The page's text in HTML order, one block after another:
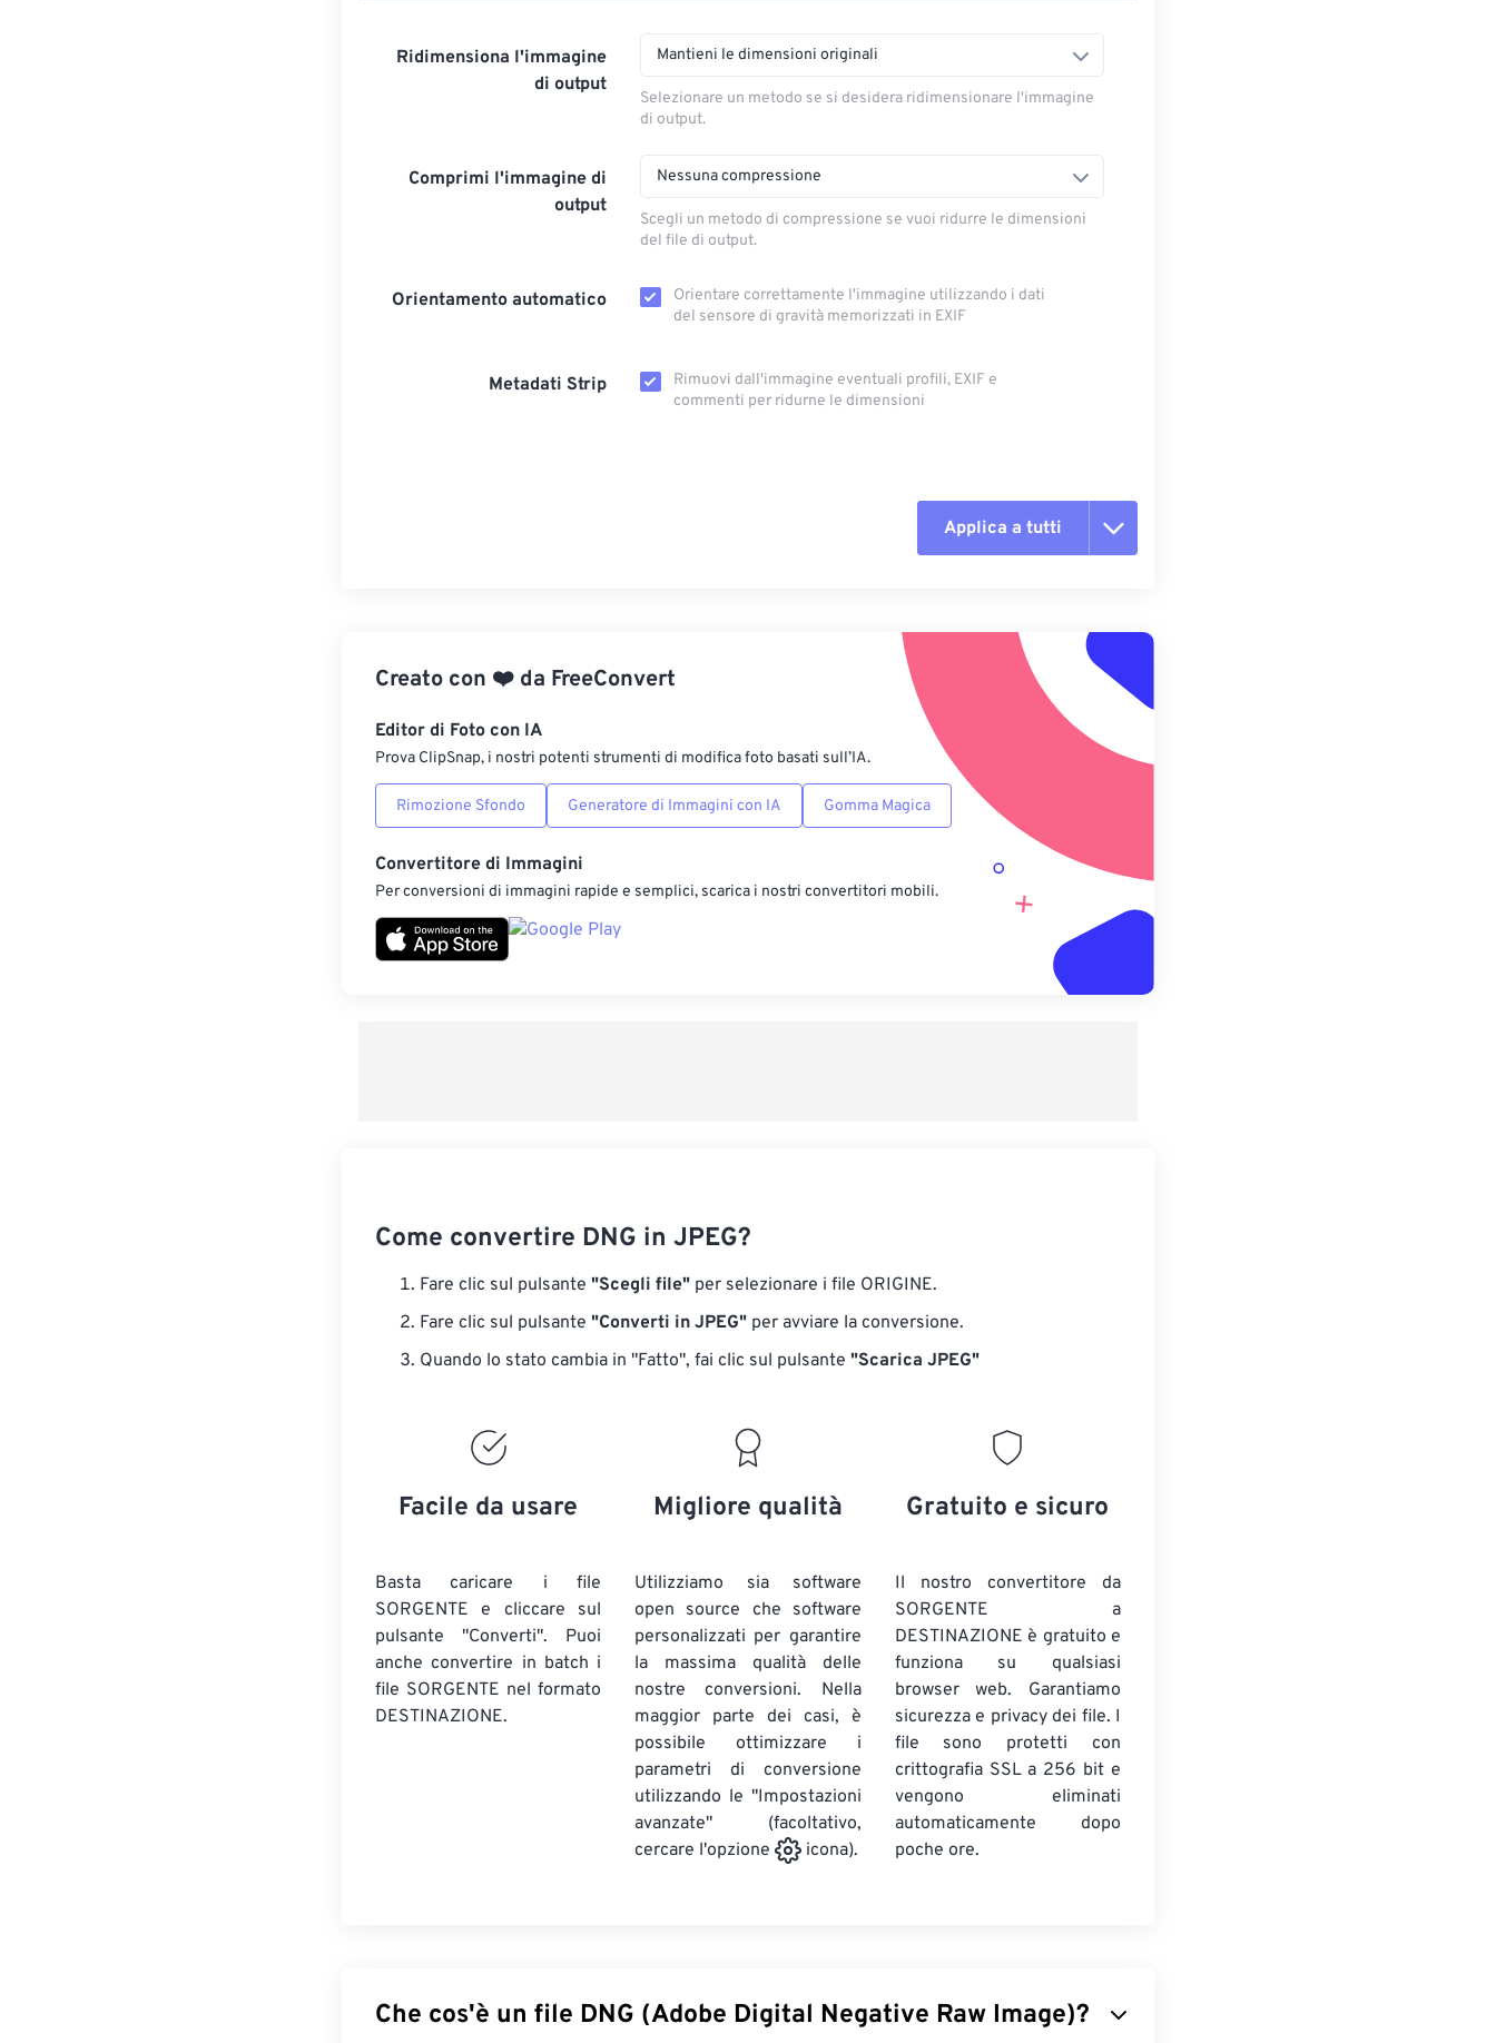
Ridimensiona l'immagine
di output
Mantieni le dimensioni originali
Selezionare un metodo se si desidera ridimensionare l'immagine
di output.
Comprimi l'immagine di
output
Nessuna compressione
Scegli un metodo di compressione se vuoi ridurre le dimensioni
del file di output.
Orientamento automatico
Orientare correttamente l'immagine utilizzando i dati
del sensore di gravità memorizzati in EXIF
Metadati Strip
Rimuovi dall'immagine eventuali profili, EXIF ​​e
commenti per ridurne le dimensioni
Applica a tutti
Applica da preimpostazione
Salva come predefinito
Creato con ❤️ da FreeConvert
Editor di Foto con IA
Prova ClipSnap, i nostri potenti strumenti di modifica foto basati sull’IA.
Rimozione Sfondo Generatore di Immagini con IA Gomma Magica
Convertitore di Immagini
Per conversioni di immagini rapide e semplici, scarica i nostri convertitori mobili.
Come convertire DNG in JPEG?
Fare clic sul pulsante "Scegli file" per selezionare i file ORIGINE.
Fare clic sul pulsante "Converti in JPEG" per avviare la conversione.
Quando lo stato cambia in "Fatto", fai clic sul pulsante "Scarica JPEG"
Facile da usare
Basta caricare i file
SORGENTE e cliccare sul
pulsante "Converti". Puoi
anche convertire in batch i
file SORGENTE nel formato
DESTINAZIONE.
Migliore qualità
Utilizziamo sia software
open source che software
personalizzati per garantire
la massima qualità delle
nostre conversioni. Nella
maggior parte dei casi, è
possibile ottimizzare i
parametri di conversione
utilizzando le "Impostazioni
avanzate" (facoltativo,
cercare l'opzione
icona).
Gratuito e sicuro
Il nostro convertitore da
SORGENTE a
DESTINAZIONE è gratuito e
funziona su qualsiasi
browser web. Garantiamo
sicurezza e privacy dei file. I
file sono protetti con
crittografia SSL a 256 bit e
vengono eliminati
automaticamente dopo
poche ore.
Che cos'è un file DNG (Adobe Digital Negative Raw Image)?